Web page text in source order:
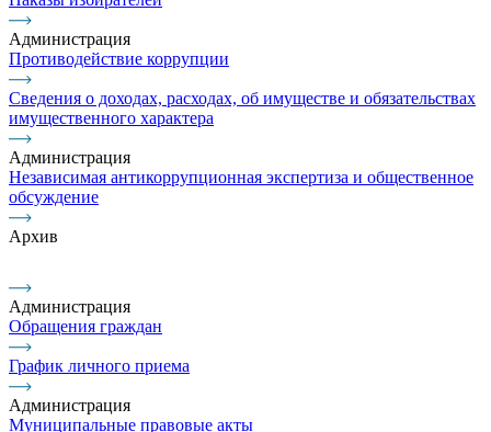
Администрация
Противодействие коррупции
Сведения о доходах, расходах, об имуществе и обязательствах
имущественного характера
Администрация
Независимая антикоррупционная экспертиза и общественное
обсуждение
Архив
Администрация
Обращения граждан
График личного приема
Администрация
Муниципальные правовые акты